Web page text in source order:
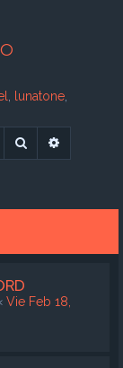
lunatone
Buscar
Vie Feb 18,